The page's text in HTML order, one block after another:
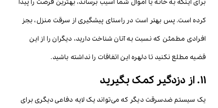
برای اینکه به خانه یا اموال شما آسیب برساند، بهترین فرصت را پیدا
کرده است. پس بهتر است در راستای پیشگیری از سرقت منزل، بجز
افرادی مطمئن که نسبت به آنان شناخت دارید، دیگران را از این
قضیه مطلع نکنید تا دلهره این اتفاقات را نداشته باشید.
11. از دزدگیر کمک بگیرید
یک سیستم ضدسرقت دیگر که می‌تواند یک لایه دفاعی دیگری برای